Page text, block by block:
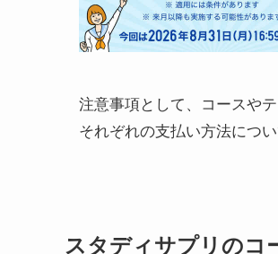
注意事項として、コースや
それぞれの支払い方法につい
スタディサプリのコ